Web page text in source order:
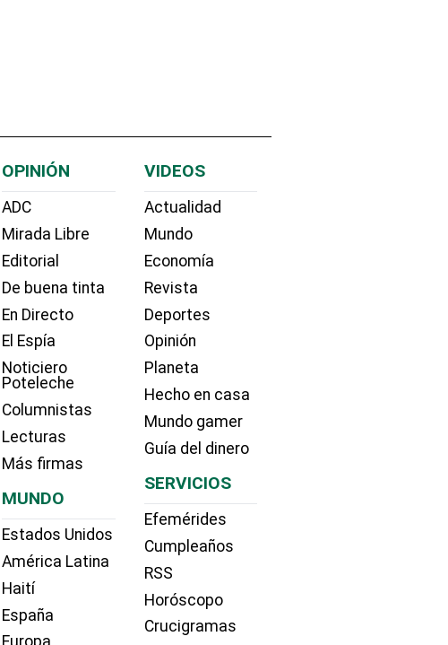
OPINIÓN
ADC
Mirada Libre
Editorial
De buena tinta
En Directo
El Espía
Noticiero
Poteleche
Columnistas
Lecturas
Más firmas
MUNDO
Estados Unidos
América Latina
Haití
España
VIDEOS
Actualidad
Mundo
Economía
Revista
Deportes
Opinión
Planeta
Hecho en casa
Mundo gamer
Guía del dinero
SERVICIOS
Efemérides
Cumpleaños
RSS
Horóscopo
Crucigramas